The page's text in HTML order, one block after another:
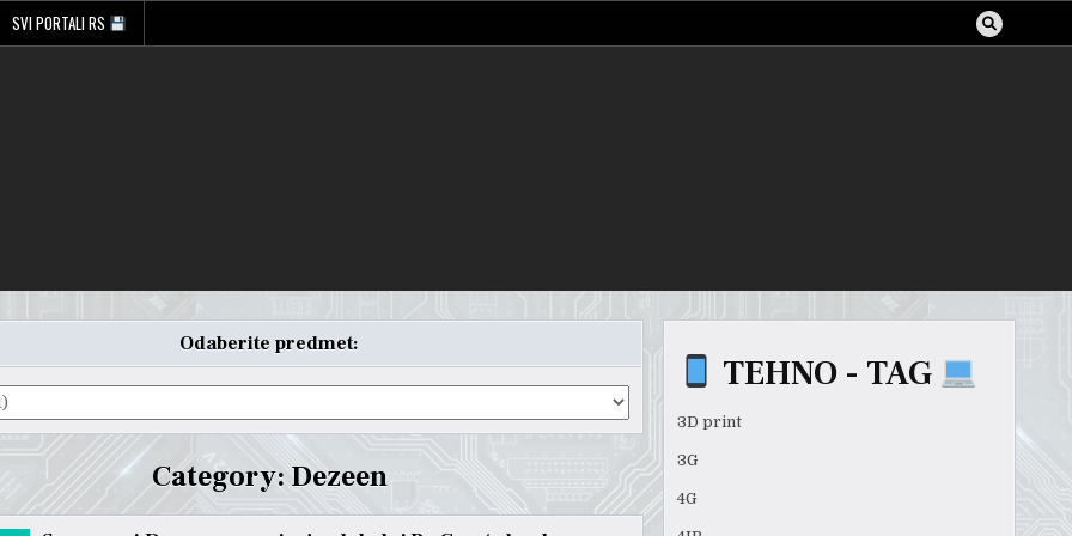
SVI PORTALI RS
Odaberite predmet:
Category: Dezeen
TEHNO - TAG
3D print
3G
4G